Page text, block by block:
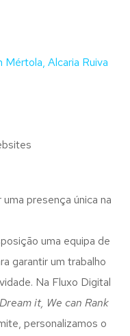
Alcaria Ruiva
presença única na
uma equipa de
garantir um trabalho
Na Fluxo Digital
it, We can Rank
personalizamos o